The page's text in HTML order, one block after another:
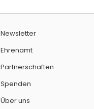
Newsletter
Ehrenamt
Partnerschaften
Spenden
Über uns